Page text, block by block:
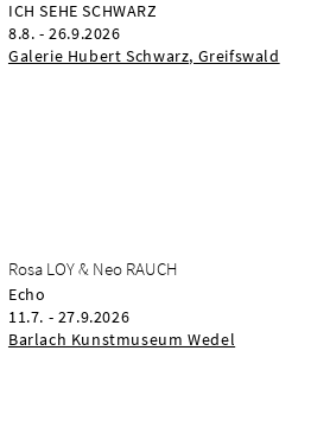
ICH SEHE SCHWARZ
8.8. - 26.9.2026
Galerie Hubert Schwarz, Greifswald
Rosa LOY & Neo RAUCH
Echo
11.7. - 27.9.2026
Barlach Kunstmuseum Wedel